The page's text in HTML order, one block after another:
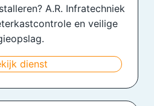
A.R. Infratechniek
en veilige
dienst